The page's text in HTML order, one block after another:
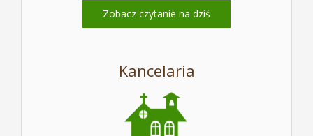
Zobacz czytanie na dziś
Kancelaria